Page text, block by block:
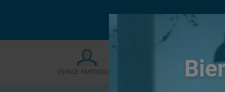
Le forum sera